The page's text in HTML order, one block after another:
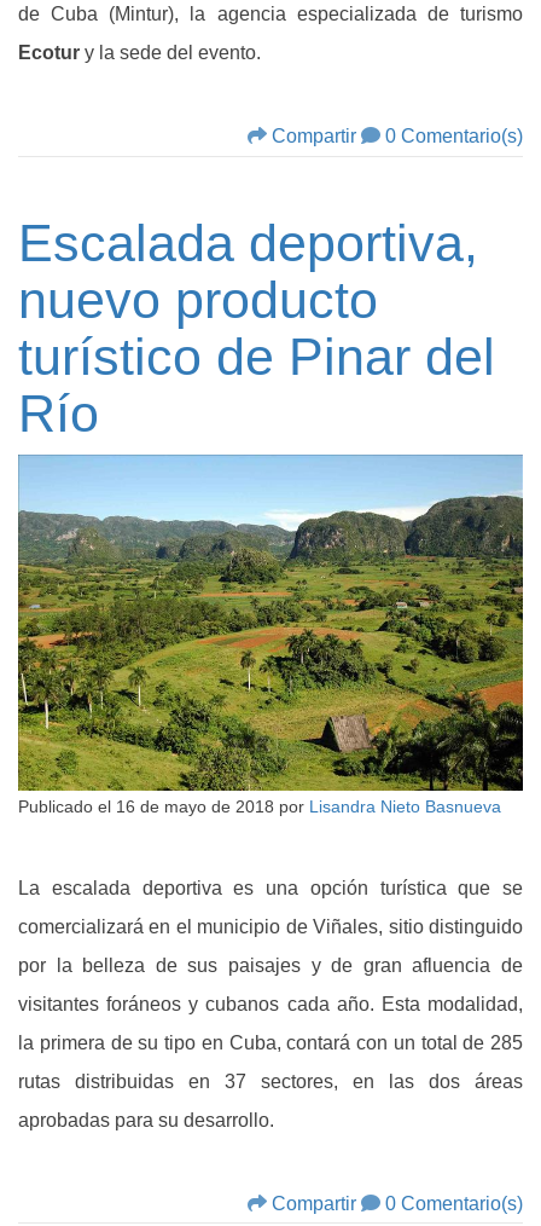
de Cuba (Mintur), la agencia especializada de turismo
Ecotur y la sede del evento.
Compartir 0 Comentario(s)
Escalada deportiva,
nuevo producto
turístico de Pinar del
Río
Publicado el 16 de mayo de 2018 por Lisandra Nieto Basnueva
La escalada deportiva es una opción turística que se
comercializará en el municipio de Viñales, sitio distinguido
por la belleza de sus paisajes y de gran afluencia de
visitantes foráneos y cubanos cada año. Esta modalidad,
la primera de su tipo en Cuba, contará con un total de 285
rutas distribuidas en 37 sectores, en las dos áreas
aprobadas para su desarrollo.
Compartir 0 Comentario(s)